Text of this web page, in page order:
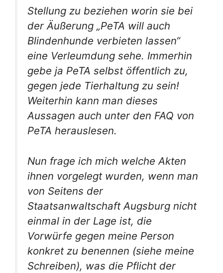
Stellung zu beziehen worin sie bei
der Äußerung „PeTA will auch
Blindenhunde verbieten lassen“
eine Verleumdung sehe. Immerhin
gebe ja PeTA selbst öffentlich zu,
gegen jede Tierhaltung zu sein!
Weiterhin kann man dieses
Aussagen auch unter den FAQ von
PeTA herauslesen.
Nun frage ich mich welche Akten
ihnen vorgelegt wurden, wenn man
von Seitens der
Staatsanwaltschaft Augsburg nicht
einmal in der Lage ist, die
Vorwürfe gegen meine Person
konkret zu benennen (siehe meine
Schreiben), was die Pflicht der